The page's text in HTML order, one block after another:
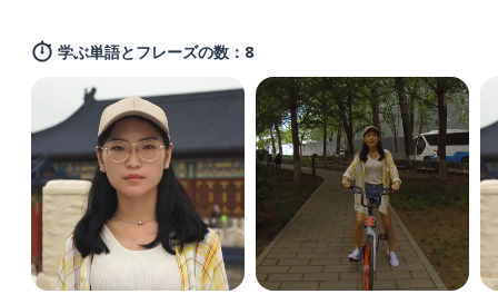
学ぶ単語とフレーズの数：8